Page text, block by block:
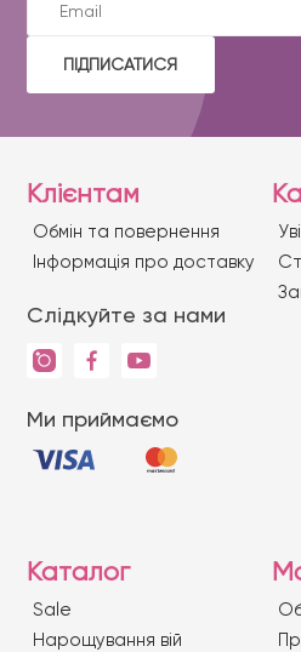
ПІДПИСАТИСЯ
Клієнтам
Обмін та повернення
Iнформація про доставку
Слідкуйте за нами
Ми приймаємо
Каталог
Sale
Нарощування вій